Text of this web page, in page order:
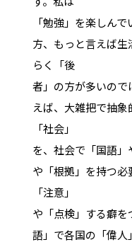
「勉強」を楽しん
方、もっと言えば
らく「後
者」の方が多いので
えば、大雑把で抽
「社会」
を、社会で「国語」
や「根拠」を持つ
「注意」
や「点検」する癖
語」で各国の「偉人